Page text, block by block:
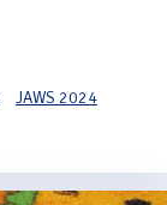
JAWS 2024